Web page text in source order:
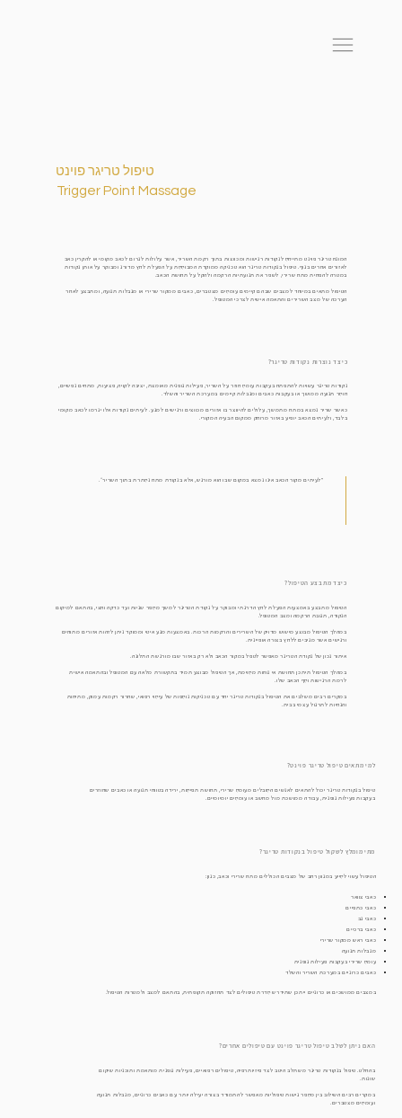
טיפול טריגר פוינט
Trigger Point Massage
המונח טריגר פוינט מתייחס לנקודות רגישות ומכווצות בתוך רקמת השריר, אשר עלולות לגרום לכאב מקומי או להקרין כאב
לאזורים אחרים בגוף. טיפול בנקודות טריגר הוא טכניקה ממוקדת המבוססת על הפעלת לחץ מדורג ומבוקר על אותן נקודות
במטרה להפחית מתח שרירי, לשפר את תנועתיות הרקמה ולהקל על תחושת הכאב.
הטיפול מתאים במיוחד למצבים שבהם קיימים עומסים מצטברים, כאבים ממקור שרירי או מגבלות תנועה, ומתבצע לאחר
הערכה של מצב השרירים והתאמה אישית לצרכי המטופל.
כיצד נוצרות נקודות טריגר?
נקודות טריגר עשויות להתפתח בעקבות עומס חוזר על השריר, פעילות גופנית מאומצת, יציבה לקויה, פציעות, מתחים נפשיים,
חוסר תנועה ממושך או בעקבות כאבים ומגבלות קיימים במערכת השריר והשלד.
כאשר שריר נמצא במתח מתמשך, עלולים להיווצר בו אזורים מכווצים ורגישים למגע. לעיתים נקודות אלו יגרמו לכאב מקומי
בלבד, ולעיתים הכאב יופיע באזור מרוחק ממקום הבעיה המקורי.
"לעיתים מקור הכאב אינו נמצא במקום שבו הוא מורגש, אלא בנקודת מתח נסתרת בתוך השריר״.
כיצד מתבצע הטיפול?
הטיפול מתבצע באמצעות הפעלת לחץ הדרגתי ומבוקר על נקודת הטריגר למשך מספר שניות ועד כדקה וחצי, בהתאם למיקום
הנקודה, תגובת הרקמה ומצב המטופל.
במהלך הטיפול מבוצע מישוש מדויק של השרירים והרקמות הרכות. באמצעות מגע איטי וממוקד ניתן לזהות אזורים מתוחים
ורגישים אשר מגיבים ללחץ בצורה אופיינית.
איתור נכון של נקודת הטריגר מאפשר לטפל במקור הכאב ולא רק באזור שבו מורגשת התלונה.
במהלך הטיפול תיתכן תחושת אי נוחות מסוימת, אך הטיפול מבוצע תמיד בתקשורת מלאה עם המטופל ובהתאמה אישית
לרמת הרגישות וסף הכאב שלו.
במקרים רבים משלבים את הטיפול בנקודות טריגר יחד עם טכניקות נוספות של עיסוי רפואי, שחרור רקמות עמוק, מתיחות
והנחיות לתרגול עצמי בבית.
למי מתאים טיפול טריגר פוינט?
טיפול בנקודות טריגר יכול להתאים לאנשים הסובלים מעומס שרירי, תחושת תפיסות, ירידה בטווחי תנועה או כאבים שחוזרים
בעקבות פעילות גופנית, עבודה ממושכת מול מחשב או עומסים יומיומיים.
מתי מומלץ לשקול טיפול בנקודות טריגר?
הטיפול עשוי לסייע במגוון רחב של מצבים הכוללים מתח שרירי וכאב, כגון:
כאבי צוואר
כאבי כתפיים
כאבי גב
כאבי ברכיים
כאבי ראש ממקור שרירי
מגבלות תנועה
עומס שרירי בעקבות פעילות גופנית
כאבים כרוניים במערכת השריר והשלד
במצבים ממושכים או כרוניים ייתכן שתידרש סדרת טיפולים לצד תחזוקה תקופתית, בהתאם למצב ולמטרות הטיפול.
האם ניתן לשלב טיפול טריגר פוינט עם טיפולים אחרים?
בהחלט. טיפול בנקודות טריגר משתלב היטב לצד פיזיותרפיה, טיפולים רפואיים, פעילות גופנית מותאמת ותוכניות שיקום
שונות.
במקרים רבים השילוב בין מספר גישות טיפוליות מאפשר להתמודד בצורה יעילה יותר עם כאבים כרוניים, מגבלות תנועה
ועומסים מצטברים.